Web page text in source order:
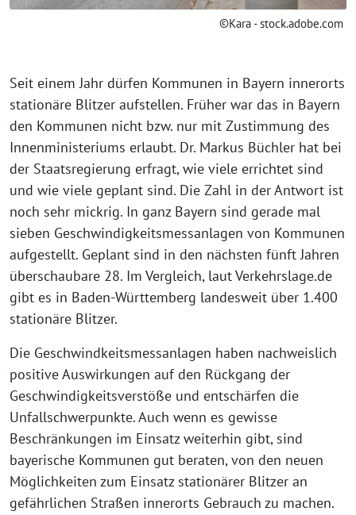
©Kara - stock.adobe.com
Seit einem Jahr dürfen Kommunen in Bayern innerorts
stationäre Blitzer aufstellen. Früher war das in Bayern
den Kommunen nicht bzw. nur mit Zustimmung des
Innenministeriums erlaubt. Dr. Markus Büchler hat bei
der Staatsregierung erfragt, wie viele errichtet sind
und wie viele geplant sind. Die Zahl in der Antwort ist
noch sehr mickrig. In ganz Bayern sind gerade mal
sieben Geschwindigkeitsmessanlagen von Kommunen
aufgestellt. Geplant sind in den nächsten fünft Jahren
überschaubare 28. Im Vergleich, laut Verkehrslage.de
gibt es in Baden-Württemberg landesweit über 1.400
stationäre Blitzer.
Die Geschwindkeitsmessanlagen haben nachweislich
positive Auswirkungen auf den Rückgang der
Geschwindigkeitsverstöße und entschärfen die
Unfallschwerpunkte. Auch wenn es gewisse
Beschränkungen im Einsatz weiterhin gibt, sind
bayerische Kommunen gut beraten, von den neuen
Möglichkeiten zum Einsatz stationärer Blitzer an
gefährlichen Straßen innerorts Gebrauch zu machen.